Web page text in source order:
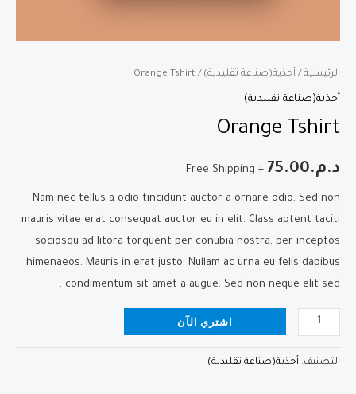
الرئيسية / أحذية(صناعة تقليدية) / Orange Tshirt
أحذية(صناعة تقليدية)
Orange Tshirt
د.م.75.00
+ Free Shipping
Nam nec tellus a odio tincidunt auctor a ornare odio. Sed non
mauris vitae erat consequat auctor eu in elit. Class aptent taciti
sociosqu ad litora torquent per conubia nostra, per inceptos
himenaeos. Mauris in erat justo. Nullam ac urna eu felis dapibus
condimentum sit amet a augue. Sed non neque elit sed .
كمية
Orange
Tshirt
اشتري الآن
التصنيف: أحذية(صناعة تقليدية)